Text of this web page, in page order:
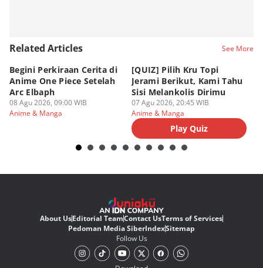
Related Articles See More
Begini Perkiraan Cerita di
Anime One Piece Setelah
Arc Elbaph
08 Agu 2026, 09:00 WIB
Anime & Manga
[QUIZ] Pilih Kru Topi
Jerami Berikut, Kami Tahu
Sisi Melankolis Dirimu
07 Agu 2026, 20:45 WIB
Anime & Manga
Play Quiz
About UsEditorial TeamContact UsTerms of Services
Pedoman Media SiberIndexSitemap
Follow Us